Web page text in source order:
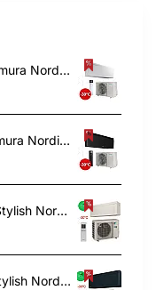
FTXTJ30AW-RXTJ30A Daikin Emura Nordic 3.0/3.2 kW šilumos siurblys
FTXTJ30AB-RXTJ30A Daikin Emura Nordic 3.0/3.2 kW šilumos siurblys
FTXTA30CW RXTA30C Daikin Stylish Nordic 3.0/3.2 kW šilumos siurblys
FTXTA30CB RXTA30C Daikin Stylish Nordic 3.0/3.2 kW šilumos siurblys